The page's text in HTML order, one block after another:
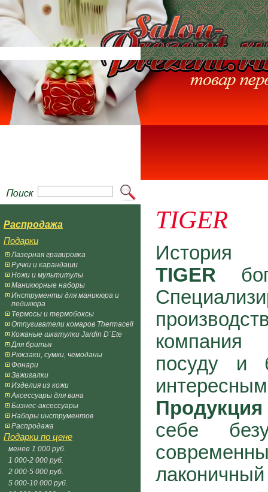
Распродажа
Подарки
Лазерная гравировка
Ручки и карандаши
Ножи и мультитулы
Маникюрные наборы
Инструменты для маникюра и
педикюра
Термосы и термобоксы
Отпугиватели комаров Thermacell
Кожаные шкатулки Jardin D`Ete
Для бритья
Рюкзаки, сумки, чемоданы
Фонари
Зажигалки
Изделия из кожи
Аксессуары для вина
Бизнес-аксессуары
Наборы инструментов
Распродажа
Подарки по цене
менее 1 000 руб.
1 000-2 000 руб.
2 000-5 000 руб.
5 000-10 000 руб.
TIGER
История
TIGER
посуду и
себе
лаконичный